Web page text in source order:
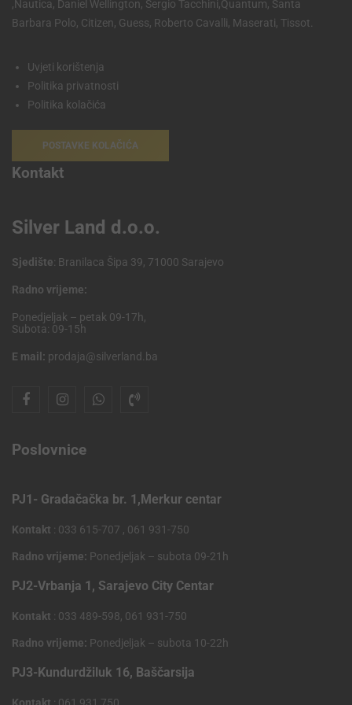
,Nautica, Daniel Wellington, Sergio Tacchini,Quantum, Santa
Barbara Polo, Citizen, Guess, Roberto Cavalli, Maserati, Tissot.
Uvjeti korištenja
Politika privatnosti
Politika kolačića
POSTAVKE KOLAČIĆA
Kontakt
Silver Land d.o.o.
Sjedište: Branilaca Šipa 39, 71000 Sarajevo
Radno vrijeme:
Ponedjeljak – petak 09-17h,
Subota: 09-15h
E mail: prodaja@silverland.ba
Poslovnice
PJ1- Gradačačka br. 1,Merkur centar
Kontakt : 033 615-707 , 061 931-750
Radno vrijeme: Ponedjeljak – subota 09-21h
PJ2-Vrbanja 1, Sarajevo City Centar
Kontakt : 033 489-598, 061 931-750
Radno vrijeme: Ponedjeljak – subota 10-22h
PJ3-Kundurdžiluk 16, Baščarsija